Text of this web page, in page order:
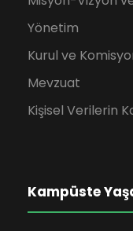
Yönetim
Kurul ve
Mevzuat
Kişisel Verilerin
Kampüste